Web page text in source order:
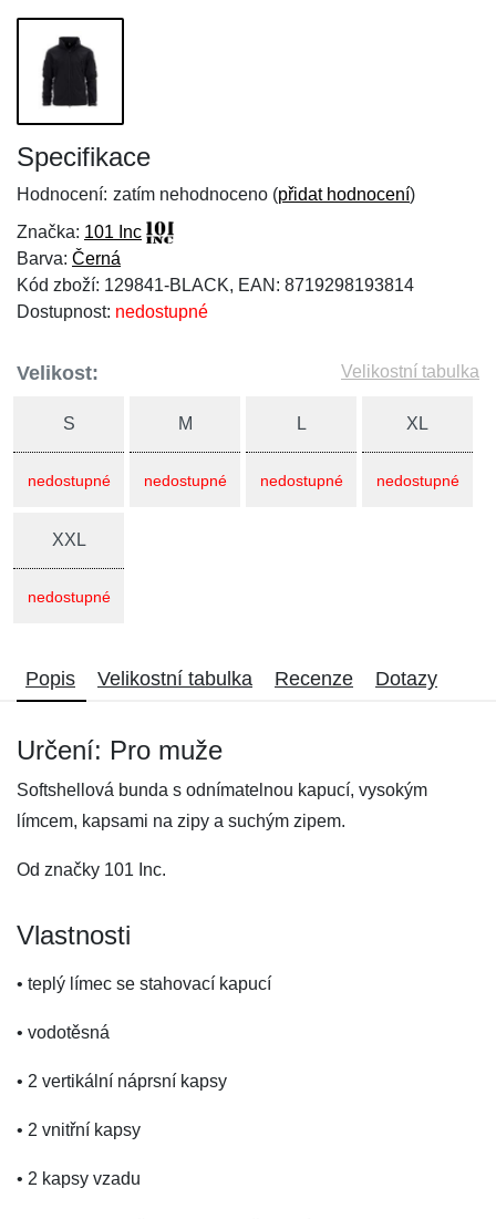
Specifikace
Hodnocení: zatím nehodnoceno (přidat hodnocení)
Značka: 101 Inc
Barva: Černá
Kód zboží: 129841-BLACK, EAN: 8719298193814
Dostupnost: nedostupné
Velikost: Velikostní tabulka
S
nedostupné
M
nedostupné
L
nedostupné
XL
nedostupné
XXL
nedostupné
Popis Velikostní tabulka Recenze Dotazy
Určení: Pro muže
Softshellová bunda s odnímatelnou kapucí, vysokým
límcem, kapsami na zipy a suchým zipem.
Od značky 101 Inc.
Vlastnosti
• teplý límec se stahovací kapucí
• vodotěsná
• 2 vertikální náprsní kapsy
• 2 vnitřní kapsy
• 2 kapsy vzadu